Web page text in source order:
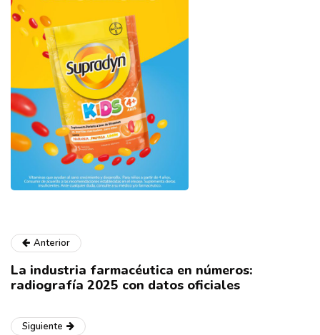
Anterior
La industria farmacéutica en números:
radiografía 2025 con datos oficiales
Siguiente